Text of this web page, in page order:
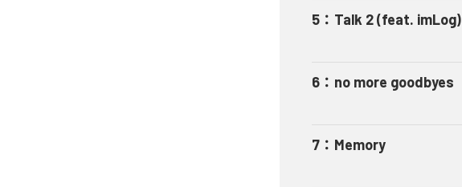
5 ： Talk 2 (feat. imLog)
6 ： no more goodbyes
7 ： Memory